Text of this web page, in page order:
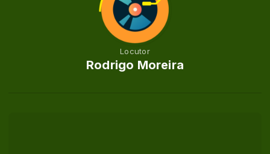
Locutor
Rodrigo Moreira